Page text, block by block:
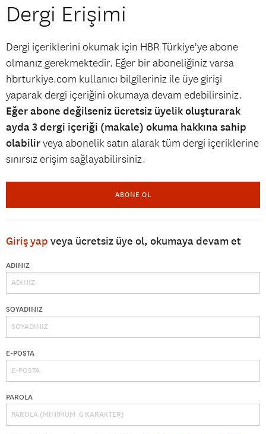
Dergi Erişimi
Dergi içeriklerini okumak için HBR Türkiye'ye abone
olmanız gerekmektedir. Eğer bir aboneliğiniz varsa
hbrturkiye.com kullanıcı bilgileriniz ile üye girişi
yaparak dergi içeriğini okumaya devam edebilirsiniz.
Eğer abone değilseniz ücretsiz üyelik oluşturarak
ayda 3 dergi içeriği (makale) okuma hakkına sahip
olabilirveya abonelik satın alarak tüm dergi içeriklerine
sınırsız erişim sağlayabilirsiniz.
ABONE OL
Giriş yap veya ücretsiz üye ol, okumaya devam et
ADINIZ
SOYADINIZ
E-POSTA
PAROLA